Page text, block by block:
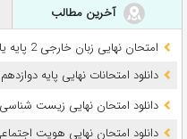
آخرین مطالب
امتحان نهایی زبان خارجی 2 پایه یازدهم تیر و مرداد 1405 + فایل صوتی
دانلود امتحانات نهایی پایه دوازدهم
دانلود امتحان نهایی زیست شناسی 2 پایه یازدهم تیر 1405 +
دانلود امتحان نهایی هویت اجتماعی پایه